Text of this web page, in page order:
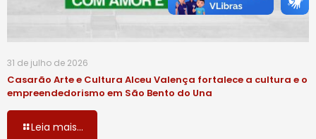
31 de julho de 2026
Casarão Arte e Cultura Alceu Valença fortalece a cultura e o
empreendedorismo em São Bento do Una
Leia mais...